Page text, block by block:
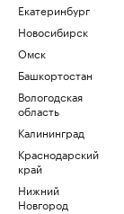
Екатеринбург
Новосибирск
Омск
Башкортостан
Вологодская
область
Калининград
Краснодарский
край
Нижний
Новгород